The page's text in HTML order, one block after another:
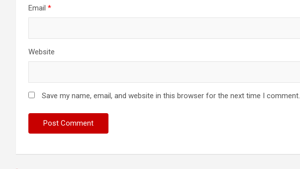
Email *
Website
Save my name, email, and website in this browser for the next time I comment.